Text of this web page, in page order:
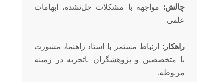
چالش: مواجهه با مشکلات حل‌نشده، ابهامات
علمی.
راهکار: ارتباط مستمر با استاد راهنما، مشورت
با متخصصین و پژوهشگران باتجربه در زمینه
مربوطه.